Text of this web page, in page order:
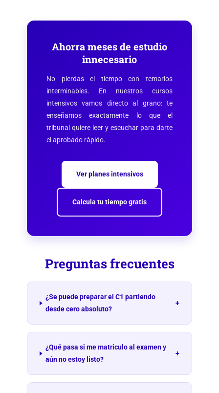
Ahorra meses de estudio
innecesario
No pierdas el tiempo con temarios
interminables. En nuestros cursos
intensivos vamos directo al grano: te
enseñamos exactamente lo que el
tribunal quiere leer y escuchar para darte
el aprobado rápido.
Ver planes intensivos
Calcula tu tiempo gratis
Preguntas frecuentes
¿Se puede preparar el C1 partiendo
desde cero absoluto?
+
¿Qué pasa si me matriculo al examen y
aún no estoy listo?
+